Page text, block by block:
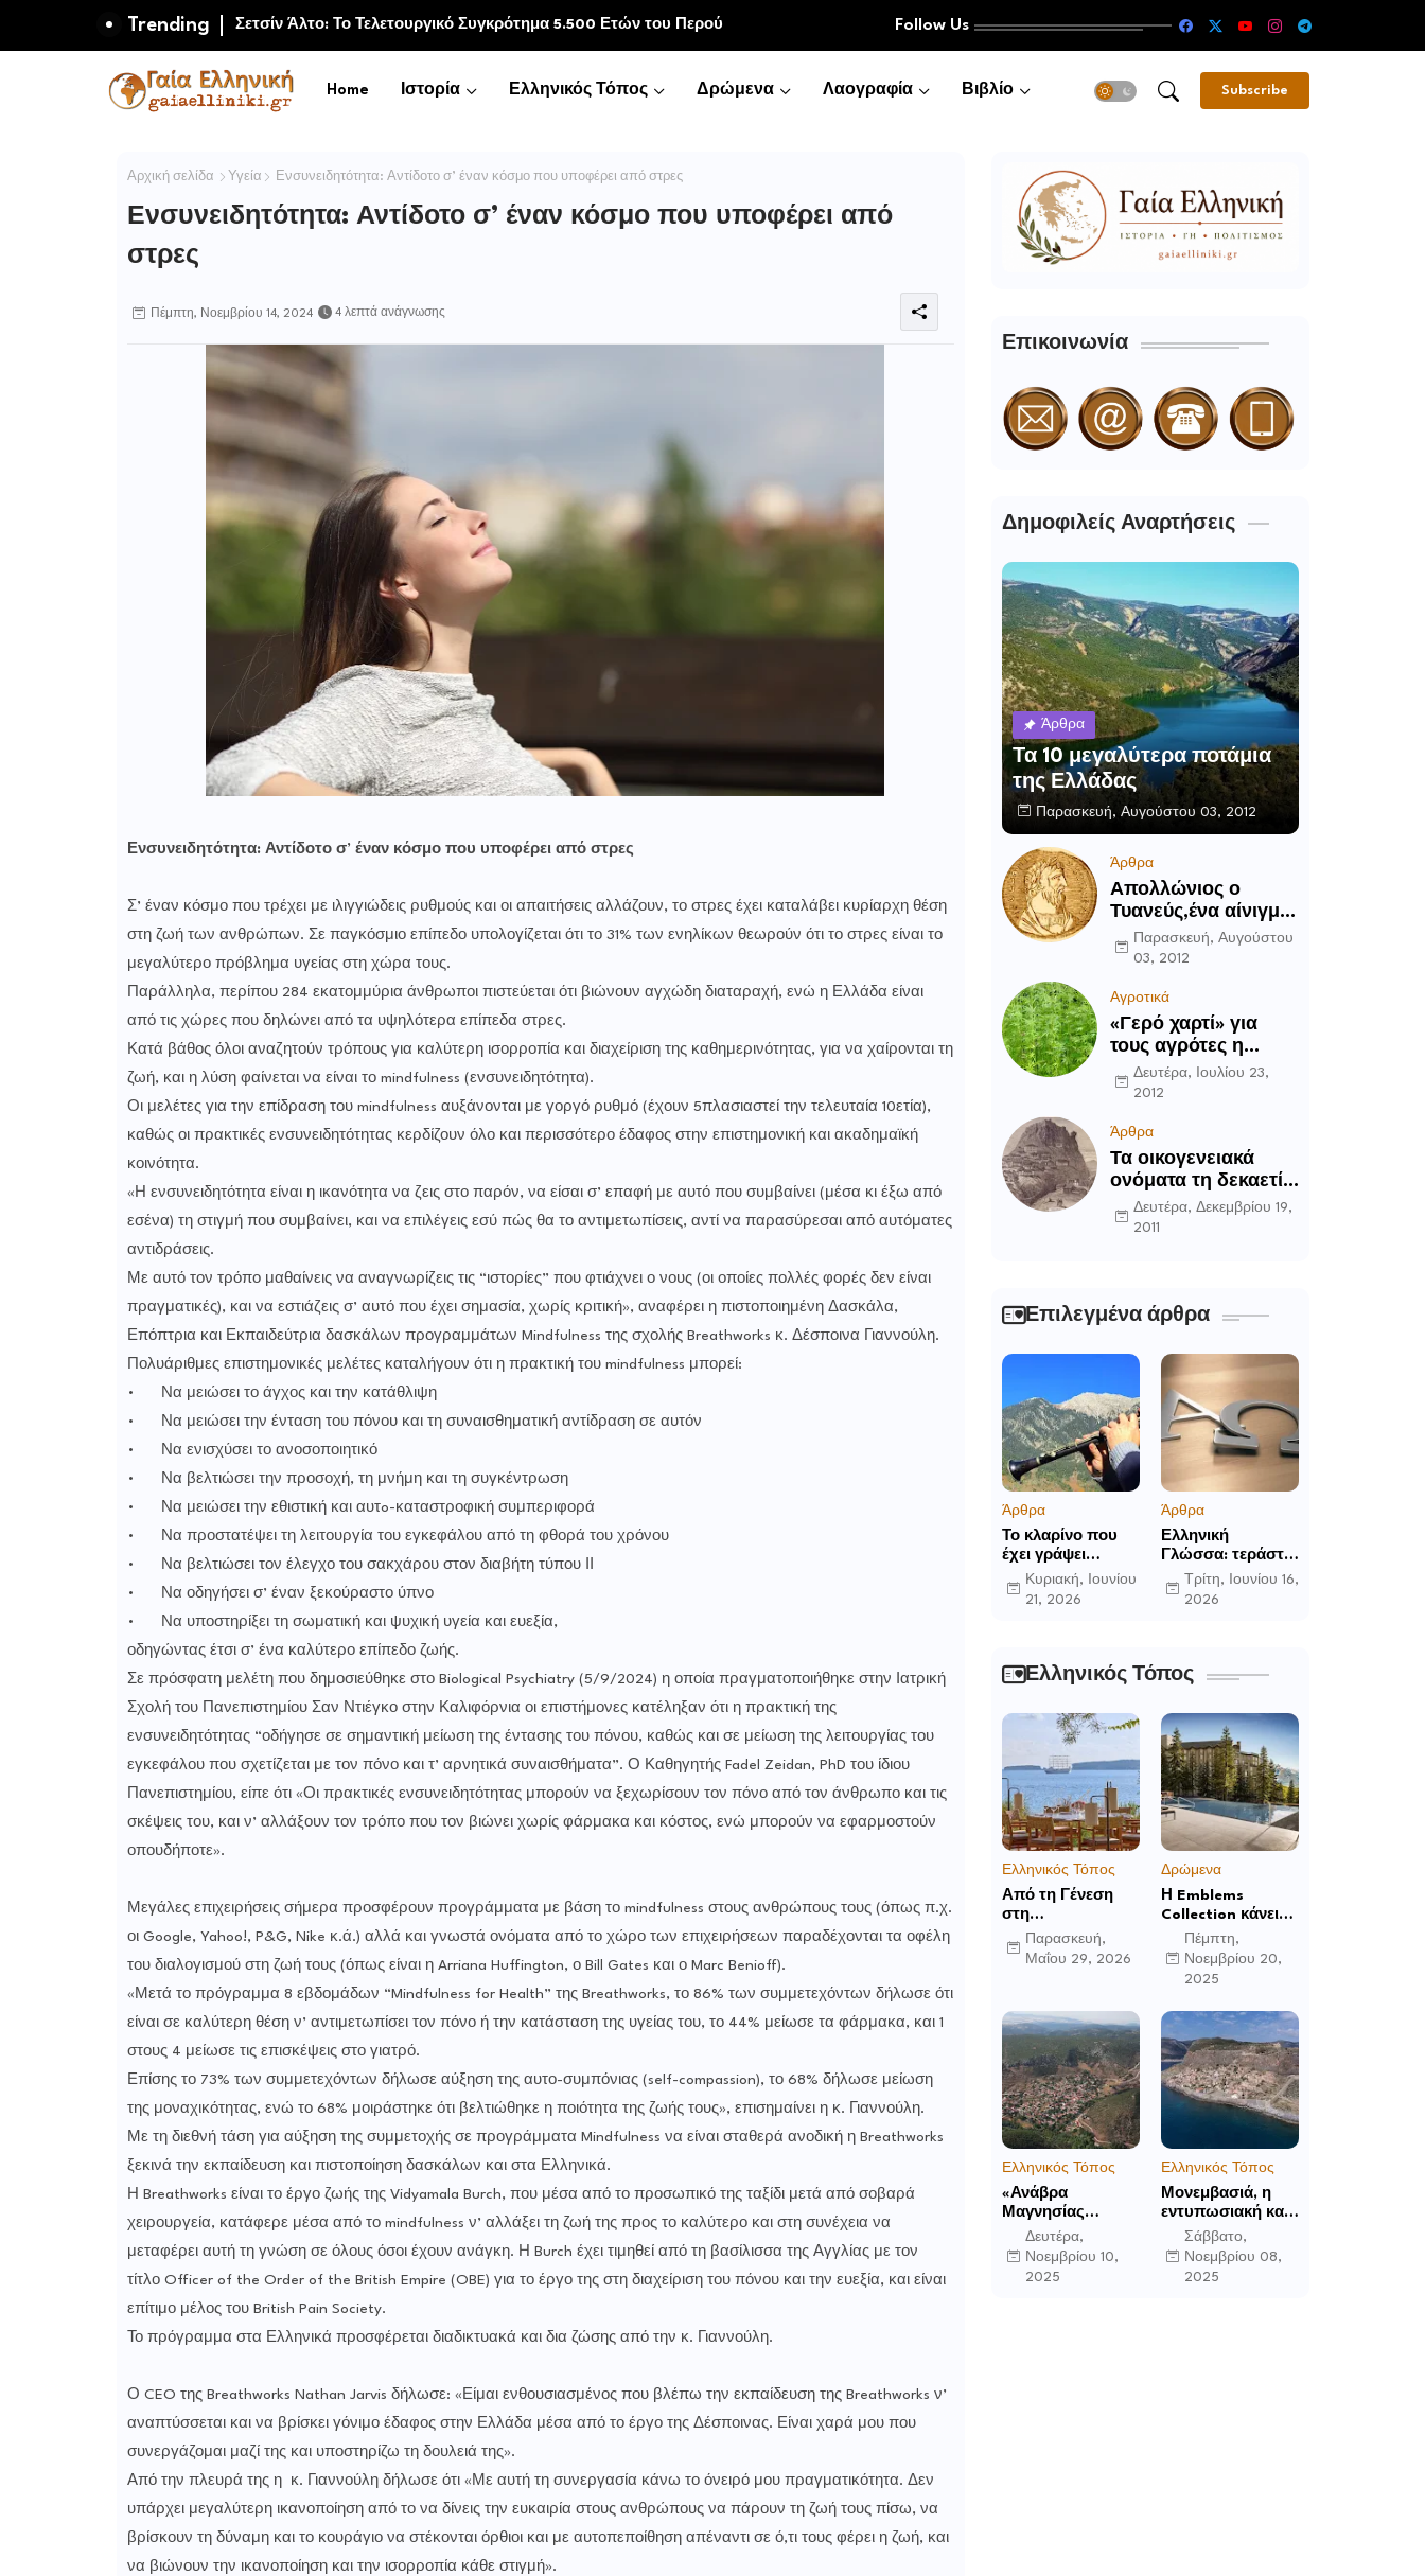
Trending Μαμούθ και πρώιμη ανθρώπινη κοινωνία Follow Us
Home Ιστορία Ελληνικός Τόπος Δρώμενα Λαογραφία Βιβλίο Subscribe
Αρχική σελίδα Υγεία Ενσυνειδητότητα: Αντίδοτο σ’ έναν κόσμο που υποφέρει από στρες
Ενσυνειδητότητα: Αντίδοτο σ’ έναν κόσμο που υποφέρει από
στρες
Πέμπτη, Νοεμβρίου 14, 2024 4 λεπτά ανάγνωσης
Ενσυνειδητότητα: Αντίδοτο σ’ έναν κόσμο που υποφέρει από στρες
Σ’ έναν κόσμο που τρέχει με ιλιγγιώδεις ρυθμούς και οι απαιτήσεις αλλάζουν, το στρες έχει καταλάβει κυρίαρχη θέση
στη ζωή των ανθρώπων. Σε παγκόσμιο επίπεδο υπολογίζεται ότι το 31% των ενηλίκων θεωρούν ότι το στρες είναι το
μεγαλύτερο πρόβλημα υγείας στη χώρα τους.
Παράλληλα, περίπου 284 εκατομμύρια άνθρωποι πιστεύεται ότι βιώνουν αγχώδη διαταραχή, ενώ η Ελλάδα είναι
από τις χώρες που δηλώνει από τα υψηλότερα επίπεδα στρες.
Κατά βάθος όλοι αναζητούν τρόπους για καλύτερη ισορροπία και διαχείριση της καθημερινότητας, για να χαίρονται τη
ζωή, και η λύση φαίνεται να είναι το mindfulness (ενσυνειδητότητα).
Οι μελέτες για την επίδραση του mindfulness αυξάνονται με γοργό ρυθμό (έχουν 5πλασιαστεί την τελευταία 10ετία),
καθώς οι πρακτικές ενσυνειδητότητας κερδίζουν όλο και περισσότερο έδαφος στην επιστημονική και ακαδημαϊκή
κοινότητα.
«Η ενσυνειδητότητα είναι η ικανότητα να ζεις στο παρόν, να είσαι σ’ επαφή με αυτό που συμβαίνει (μέσα κι έξω από
εσένα) τη στιγμή που συμβαίνει, και να επιλέγεις εσύ πώς θα το αντιμετωπίσεις, αντί να παρασύρεσαι από αυτόματες
αντιδράσεις.
Με αυτό τον τρόπο μαθαίνεις να αναγνωρίζεις τις “ιστορίες” που φτιάχνει ο νους (οι οποίες πολλές φορές δεν είναι
πραγματικές), και να εστιάζεις σ’ αυτό που έχει σημασία, χωρίς κριτική», αναφέρει η πιστοποιημένη Δασκάλα,
Επόπτρια και Εκπαιδεύτρια δασκάλων προγραμμάτων Mindfulness της σχολής Breathworks κ. Δέσποινα Γιαννούλη.
Πολυάριθμες επιστημονικές μελέτες καταλήγουν ότι η πρακτική του mindfulness μπορεί:
•
Να μειώσει το άγχος και την κατάθλιψη
•
Να μειώσει την ένταση του πόνου και τη συναισθηματική αντίδραση σε αυτόν
•
Να ενισχύσει το ανοσοποιητικό
•
Να βελτιώσει την προσοχή, τη μνήμη και τη συγκέντρωση
•
Να μειώσει την εθιστική και αυτo-καταστροφική συμπεριφορά
•
Να προστατέψει τη λειτουργία του εγκεφάλου από τη φθορά του χρόνου
•
Να βελτιώσει τον έλεγχο του σακχάρου στον διαβήτη τύπου ΙΙ
•
Να οδηγήσει σ’ έναν ξεκούραστο ύπνο
•
Να υποστηρίξει τη σωματική και ψυχική υγεία και ευεξία,
οδηγώντας έτσι σ’ ένα καλύτερο επίπεδο ζωής.
Σε πρόσφατη μελέτη που δημοσιεύθηκε στο Biological Psychiatry (5/9/2024) η οποία πραγματοποιήθηκε στην Ιατρική
Σχολή του Πανεπιστημίου Σαν Ντιέγκο στην Καλιφόρνια οι επιστήμονες κατέληξαν ότι η πρακτική της
ενσυνειδητότητας “οδήγησε σε σημαντική μείωση της έντασης του πόνου, καθώς και σε μείωση της λειτουργίας του
εγκεφάλου που σχετίζεται με τον πόνο και τ’ αρνητικά συναισθήματα”. Ο Καθηγητής Fadel Zeidan, PhD του ίδιου
Πανεπιστημίου, είπε ότι «Οι πρακτικές ενσυνειδητότητας μπορούν να ξεχωρίσουν τον πόνο από τον άνθρωπο και τις
σκέψεις του, και ν’ αλλάξουν τον τρόπο που τον βιώνει χωρίς φάρμακα και κόστος, ενώ μπορούν να εφαρμοστούν
οπουδήποτε».
Μεγάλες επιχειρήσεις σήμερα προσφέρουν προγράμματα με βάση το mindfulness στους ανθρώπους τους (όπως π.χ.
οι Google, Yahoo!, P&G, Nike κ.ά.) αλλά και γνωστά ονόματα από το χώρο των επιχειρήσεων παραδέχονται τα οφέλη
του διαλογισμού στη ζωή τους (όπως είναι η Arriana Huffington, ο Bill Gates και ο Marc Benioff).
«Μετά το πρόγραμμα 8 εβδομάδων “Mindfulness for Health” της Breathworks, το 86% των συμμετεχόντων δήλωσε ότι
είναι σε καλύτερη θέση ν’ αντιμετωπίσει τον πόνο ή την κατάσταση της υγείας του, το 44% μείωσε τα φάρμακα, και 1
στους 4 μείωσε τις επισκέψεις στο γιατρό.
Επίσης το 73% των συμμετεχόντων δήλωσε αύξηση της αυτο-συμπόνιας (self-compassion), το 68% δήλωσε μείωση
της μοναχικότητας, ενώ το 68% μοιράστηκε ότι βελτιώθηκε η ποιότητα της ζωής τους», επισημαίνει η κ. Γιαννούλη.
Με τη διεθνή τάση για αύξηση της συμμετοχής σε προγράμματα Mindfulness να είναι σταθερά ανοδική η Breathworks
ξεκινά την εκπαίδευση και πιστοποίηση δασκάλων και στα Ελληνικά.
Η Breathworks είναι το έργο ζωής της Vidyamala Burch, που μέσα από το προσωπικό της ταξίδι μετά από σοβαρά
χειρουργεία, κατάφερε μέσα από το mindfulness ν’ αλλάξει τη ζωή της προς το καλύτερο και στη συνέχεια να
μεταφέρει αυτή τη γνώση σε όλους όσοι έχουν ανάγκη. Η Burch έχει τιμηθεί από τη βασίλισσα της Αγγλίας με τον
τίτλο Officer of the Order of the British Empire (OBE) για το έργο της στη διαχείριση του πόνου και την ευεξία, και είναι
επίτιμο μέλος του British Pain Society.
Το πρόγραμμα στα Ελληνικά προσφέρεται διαδικτυακά και δια ζώσης από την κ. Γιαννούλη.
Ο CEO της Breathworks Nathan Jarvis δήλωσε: «Είμαι ενθουσιασμένος που βλέπω την εκπαίδευση της Breathworks ν’
αναπτύσσεται και να βρίσκει γόνιμο έδαφος στην Ελλάδα μέσα από το έργο της Δέσποινας. Είναι χαρά μου που
συνεργάζομαι μαζί της και υποστηρίζω τη δουλειά της».
Από την πλευρά της η κ. Γιαννούλη δήλωσε ότι «Με αυτή τη συνεργασία κάνω το όνειρό μου πραγματικότητα. Δεν
υπάρχει μεγαλύτερη ικανοποίηση από το να δίνεις την ευκαιρία στους ανθρώπους να πάρουν τη ζωή τους πίσω, να
βρίσκουν τη δύναμη και το κουράγιο να στέκονται όρθιοι και με αυτοπεποίθηση απέναντι σε ό,τι τους φέρει η ζωή, και
να βιώνουν την ικανοποίηση και την ισορροπία κάθε στιγμή».
Επικοινωνία
Δημοφιλείς Αναρτήσεις
Άρθρα
Τα 10 μεγαλύτερα ποτάμια
της Ελλάδας
Παρασκευή, Αυγούστου 03, 2012
Άρθρα
Απολλώνιος ο
Τυανεύς,ένα αίνιγμα
του αρχαίου κόσμου
Παρασκευή, Αυγούστου
03, 2012
Αγροτικά
«Γερό χαρτί» για
τους αγρότες η
καλλιέργεια του
κενάφ
Δευτέρα, Ιουλίου 23,
2012
Άρθρα
Τα οικογενειακά
ονόματα τη δεκαετία
του ’90 στην
Περιοχή Δομοκού
Δευτέρα, Δεκεμβρίου 19,
2011
Επιλεγμένα άρθρα
Άρθρα
Το κλαρίνο που
έχει γράψει
ιστορία στα χωριά
της Ρούμελης
Κυριακή, Ιουνίου
21, 2026
Άρθρα
Ελληνική
Γλώσσα: τεράστια
η προσφορά της
στο παγκόσμιο
Τρίτη, Ιουνίου 16,
2026
Ελληνικός Τόπος
Ελληνικός Τόπος
Από τη Γένεση
στη
Μεταμόρφωση:
Το Mandarin
αποκαλύπτει μια
νέα σεζόν
βιωματικών
εμπειριών
Παρασκευή,
Μαΐου 29, 2026
Δρώμενα
Η Emblems
Collection κάνει
το ντεμπούτο της
στο Ηνωμένο
Βασίλειο με το
Hotel & Spa και
ανακοινώνει άλλα
έξι ανοίγματα για
το 2026 και μετά
Πέμπτη,
Νοεμβρίου 20,
2025
Ελληνικός Τόπος
«Ανάβρα
Μαγνησίας
(Γούρα): Θεών
αέτωμα της
Όθρυος», γράφει
Δευτέρα,
Νοεμβρίου 10,
2025
Ελληνικός Τόπος
Μονεμβασιά, η
εντυπωσιακή και
απομονωμένη
οχυρωμένη πόλη
που ιδρύθηκε από
Σάββατο,
Νοεμβρίου 08,
2025